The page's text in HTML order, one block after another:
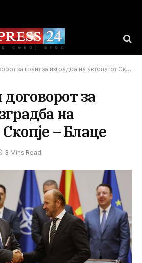
за грант за изградба на автопатот Скопје – Блаце
за
на
– Блаце
3 Mins Read